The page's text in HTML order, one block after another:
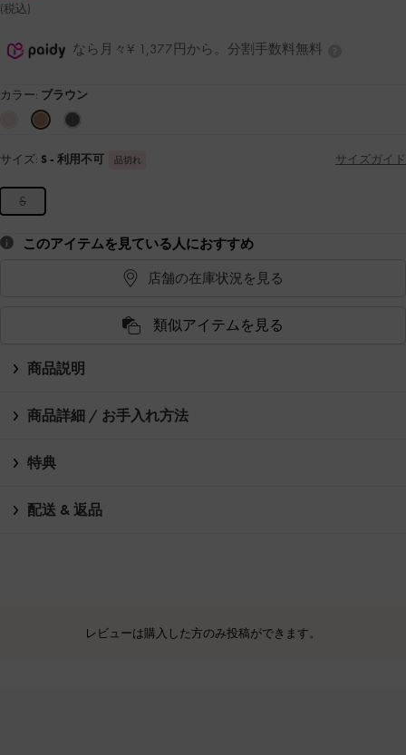
(税込)
なら月々¥ 1,377円から。分割手数料無料
カラー: ブラウン
サイズ: S - 利用不可 品切れ サイズガイド
S
このアイテムを見ている人におすすめ
店舗の在庫状況を見る
類似アイテムを見る
商品説明
商品詳細 / お手入れ方法
特典
配送 & 返品
レビューは購入した方のみ投稿ができます。